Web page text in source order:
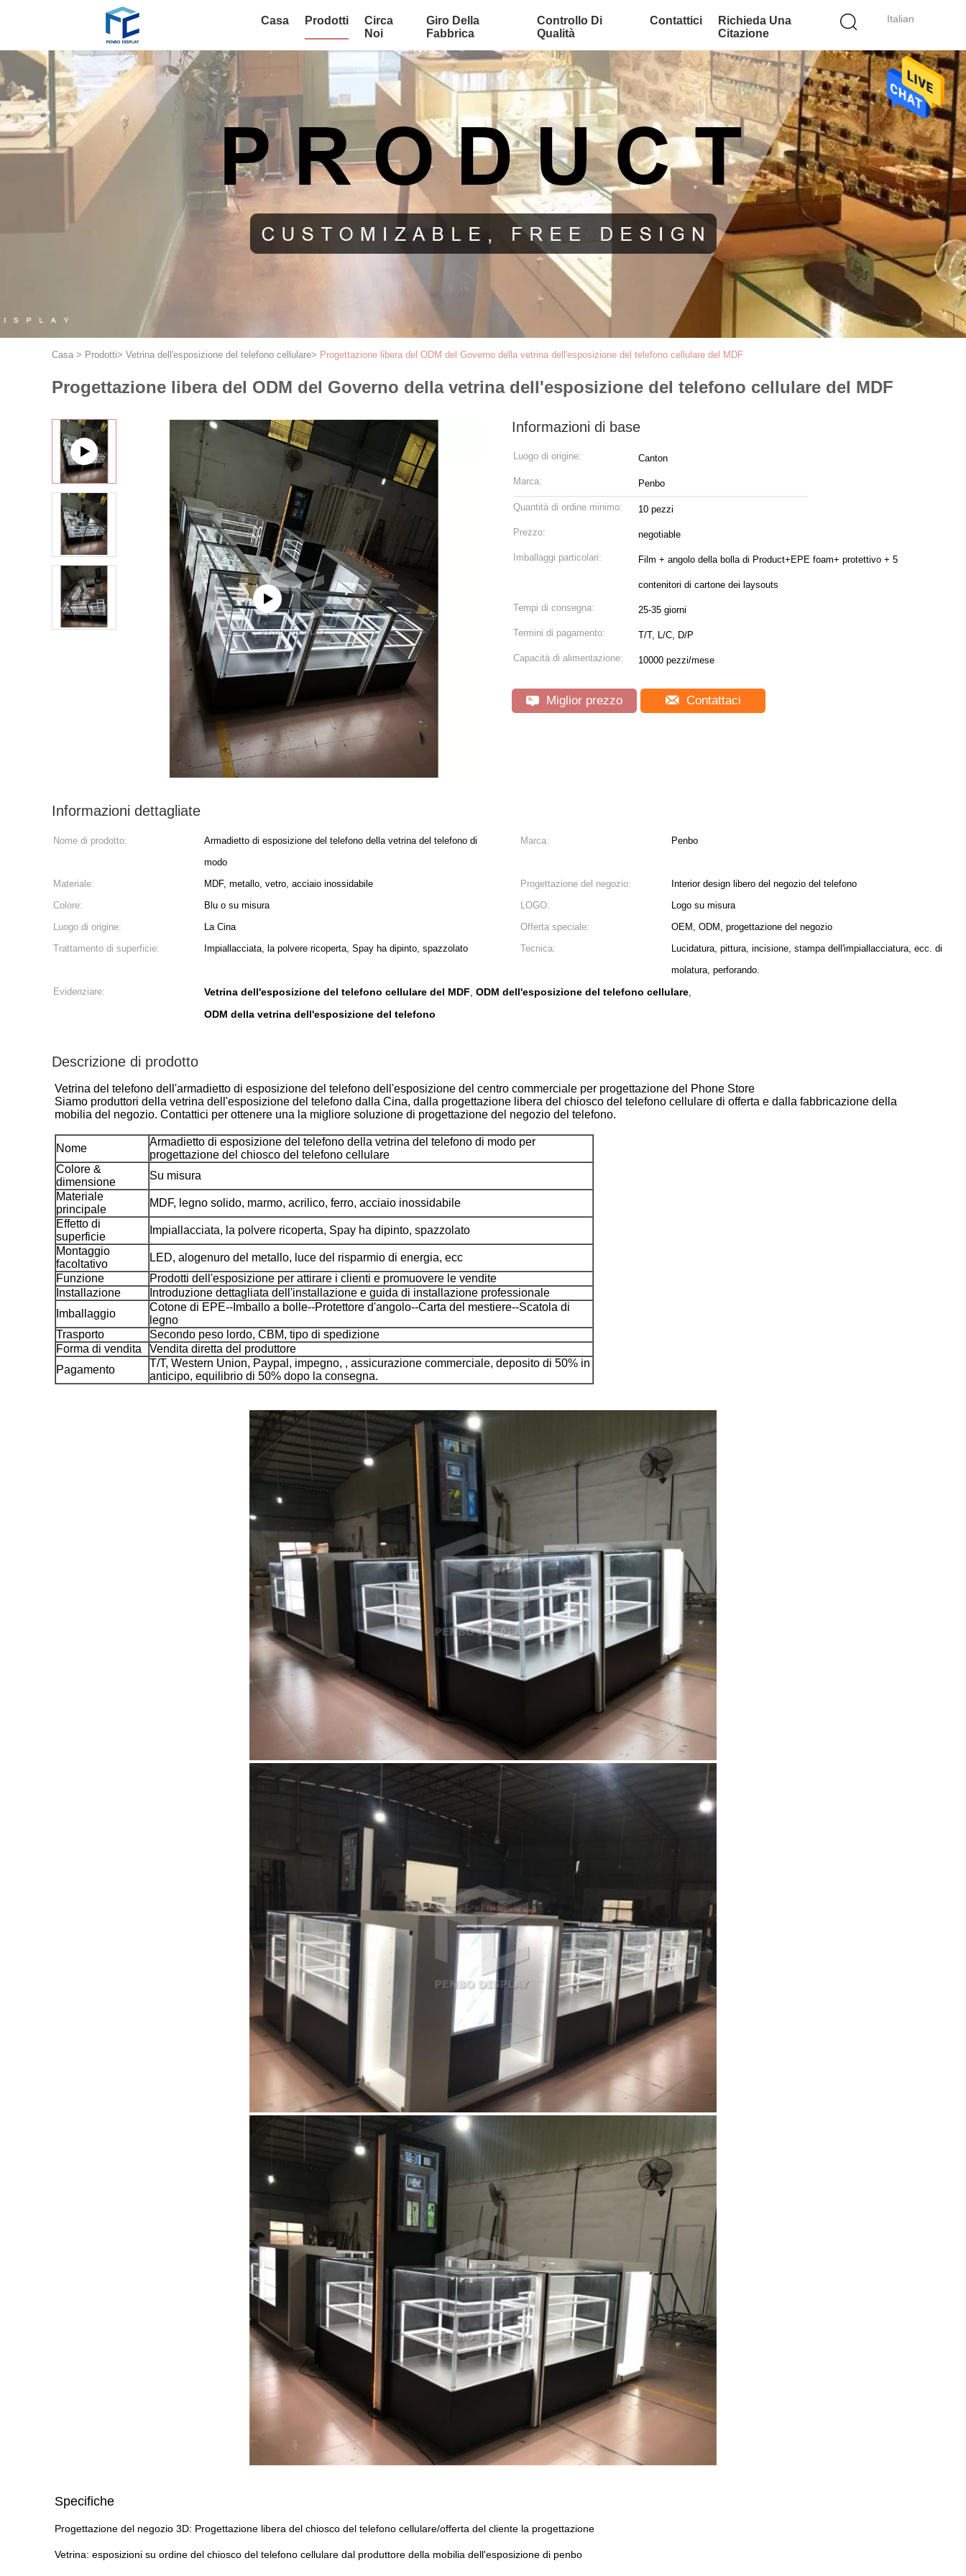
Italian
Casa Prodotti
Circa
Noi
Giro Della
Fabbrica
Controllo Di
Qualità
Contattici
Richieda Una
Citazione
Casa > Prodotti> Vetrina dell'esposizione del telefono cellulare> Progettazione libera del ODM del Governo della vetrina dell'esposizione del telefono cellulare del MDF
Progettazione libera del ODM del Governo della vetrina dell'esposizione del telefono cellulare del MDF
Informazioni di base
Luogo di origine: Canton
Marca: Penbo
Quantità di ordine minimo: 10 pezzi
Prezzo: negotiable
Imballaggi particolari: Film + angolo della bolla di Product+EPE foam+ protettivo + 5
contenitori di cartone dei laysouts
Tempi di consegna: 25-35 giorni
Termini di pagamento: T/T, L/C, D/P
Capacità di alimentazione: 10000 pezzi/mese
Miglior prezzo Contattaci
Informazioni dettagliate
Nome di prodotto:
Armadietto di esposizione del telefono della vetrina del telefono di
modo
Marca: Penbo
Materiale: MDF, metallo, vetro, acciaio inossidabile Progettazione del negozio:
Interior design libero del negozio del telefono
Colore:
Blu o su misura LOGO:
Logo su misura
Luogo di origine:
La Cina Offerta speciale:
OEM, ODM, progettazione del negozio
Trattamento di superficie:
Impiallacciata, la polvere ricoperta, Spay ha dipinto, spazzolato Tecnica:
Lucidatura, pittura, incisione, stampa dell'impiallacciatura, ecc. di
molatura, perforando.
Evidenziare:
Vetrina dell'esposizione del telefono cellulare del MDF, ODM dell'esposizione del telefono cellulare,
ODM della vetrina dell'esposizione del telefono
Descrizione di prodotto
Vetrina del telefono dell'armadietto di esposizione del telefono dell'esposizione del centro commerciale per progettazione del Phone Store
Siamo produttori della vetrina dell'esposizione del telefono dalla Cina, dalla progettazione libera del chiosco del telefono cellulare di offerta e dalla fabbricazione della
mobilia del negozio. Contattici per ottenere una la migliore soluzione di progettazione del negozio del telefono.
Nome
Armadietto di esposizione del telefono della vetrina del telefono di modo per
progettazione del chiosco del telefono cellulare
Colore &
dimensione
Su misura
Materiale
principale
MDF, legno solido, marmo, acrilico, ferro, acciaio inossidabile
Effetto di
superficie
Impiallacciata, la polvere ricoperta, Spay ha dipinto, spazzolato
Montaggio
facoltativo
LED, alogenuro del metallo, luce del risparmio di energia, ecc
Funzione
Prodotti dell'esposizione per attirare i clienti e promuovere le vendite
Installazione
Introduzione dettagliata dell'installazione e guida di installazione professionale
Imballaggio
Cotone di EPE--Imballo a bolle--Protettore d'angolo--Carta del mestiere--Scatola di
legno
Trasporto
Secondo peso lordo, CBM, tipo di spedizione
Forma di vendita
Vendita diretta del produttore
Pagamento
T/T, Western Union, Paypal, impegno, , assicurazione commerciale, deposito di 50% in
anticipo, equilibrio di 50% dopo la consegna.
Specifiche
Progettazione del negozio 3D: Progettazione libera del chiosco del telefono cellulare/offerta del cliente la progettazione
Vetrina: esposizioni su ordine del chiosco del telefono cellulare dal produttore della mobilia dell'esposizione di penbo